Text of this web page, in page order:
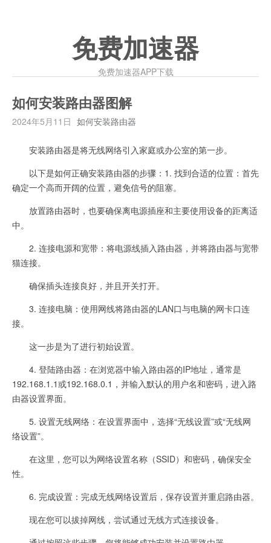
免费加速器
免费加速器APP下载
如何安装路由器图解
2024年5月11日 如何安装路由器
安装路由器是将无线网络引入家庭或办公室的第一步。
以下是如何正确安装路由器的步骤：1. 找到合适的位置：首先
确定一个高而开阔的位置，避免信号的阻塞。
放置路由器时，也要确保离电源插座和主要使用设备的距离适
中。
2. 连接电源和宽带：将电源线插入路由器，并将路由器与宽带
猫连接。
确保插头连接良好，并且开关打开。
3. 连接电脑：使用网线将路由器的LAN口与电脑的网卡口连
接。
这一步是为了进行初始设置。
4. 登陆路由器：在浏览器中输入路由器的IP地址，通常是
192.168.1.1或192.168.0.1，并输入默认的用户名和密码，进入路
由器设置界面。
5. 设置无线网络：在设置界面中，选择“无线设置”或“无线网
络设置”。
在这里，您可以为网络设置名称（SSID）和密码，确保安全
性。
6. 完成设置：完成无线网络设置后，保存设置并重启路由器。
现在您可以拔掉网线，尝试通过无线方式连接设备。